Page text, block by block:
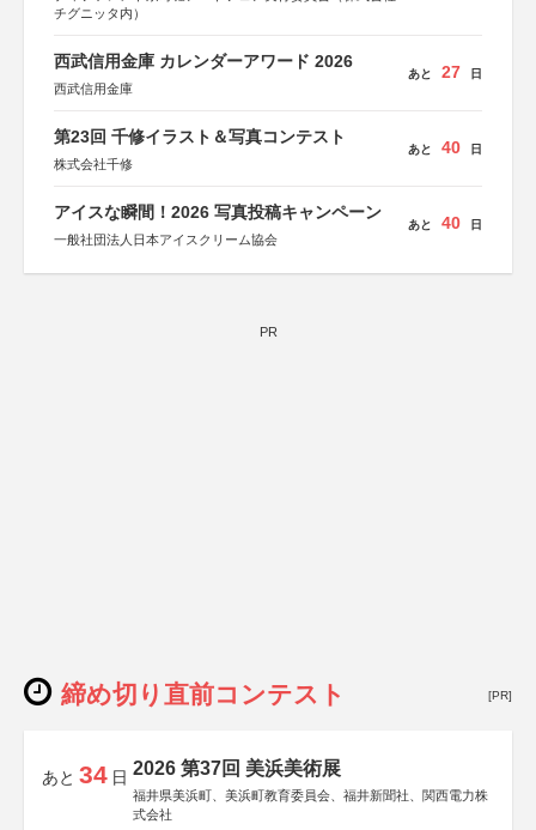
チグニッタ内）
西武信用金庫 カレンダーアワード 2026
西武信用金庫
あと 27 日
第23回 千修イラスト＆写真コンテスト
株式会社千修
あと 40 日
アイスな瞬間！2026 写真投稿キャンペーン
一般社団法人日本アイスクリーム協会
あと 40 日
PR
締め切り直前コンテスト [PR]
あと 34 日 2026 第37回 美浜美術展
福井県美浜町、美浜町教育委員会、福井新聞社、関西電力株
式会社